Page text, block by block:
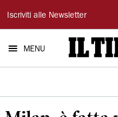
Il
Tirreno
Iscriviti alle Newsletter
MENU